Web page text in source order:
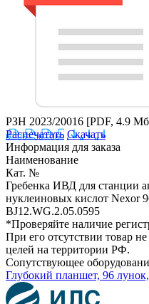
РЗН 2023/20016 [PDF, 4.9
Распечатать Скачать
Информация для заказа
Наименование
Кат. №
Гребенка ИВД для станции
нуклеиновых кислот Nexor
BJ12.WG.2.05.0595
*Проверяйте наличие
При его отсутствии товар
целей на территории РФ.
Сопутствующее
Глубокий планшет, 96